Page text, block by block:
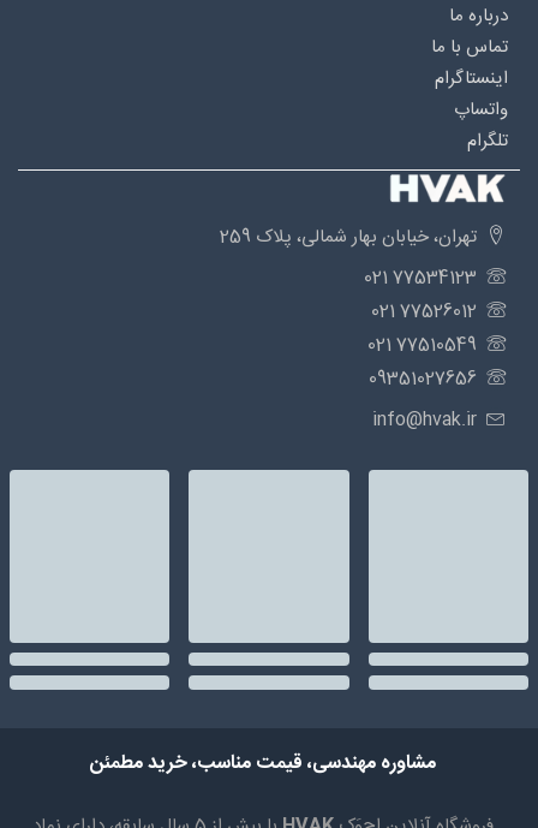
درباره‌ ما
تماس با ما
اینستاگرام
واتساپ
تلگرام
تهران، خیابان بهار شمالی، پلاک 259
77534123 021
77526012 021
77510549 021
09351027656
info@hvak.ir
مشاوره مهندسی، قیمت مناسب، خرید مطمئن